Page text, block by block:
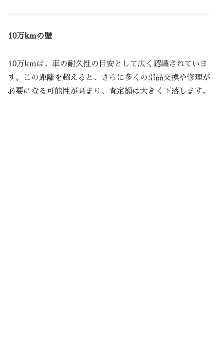
10万kmの壁
10万kmは、車の耐久性の目安として広く認識されていま
す。この距離を超えると、さらに多くの部品交換や修理が
必要になる可能性が高まり、査定額は大きく下落します。